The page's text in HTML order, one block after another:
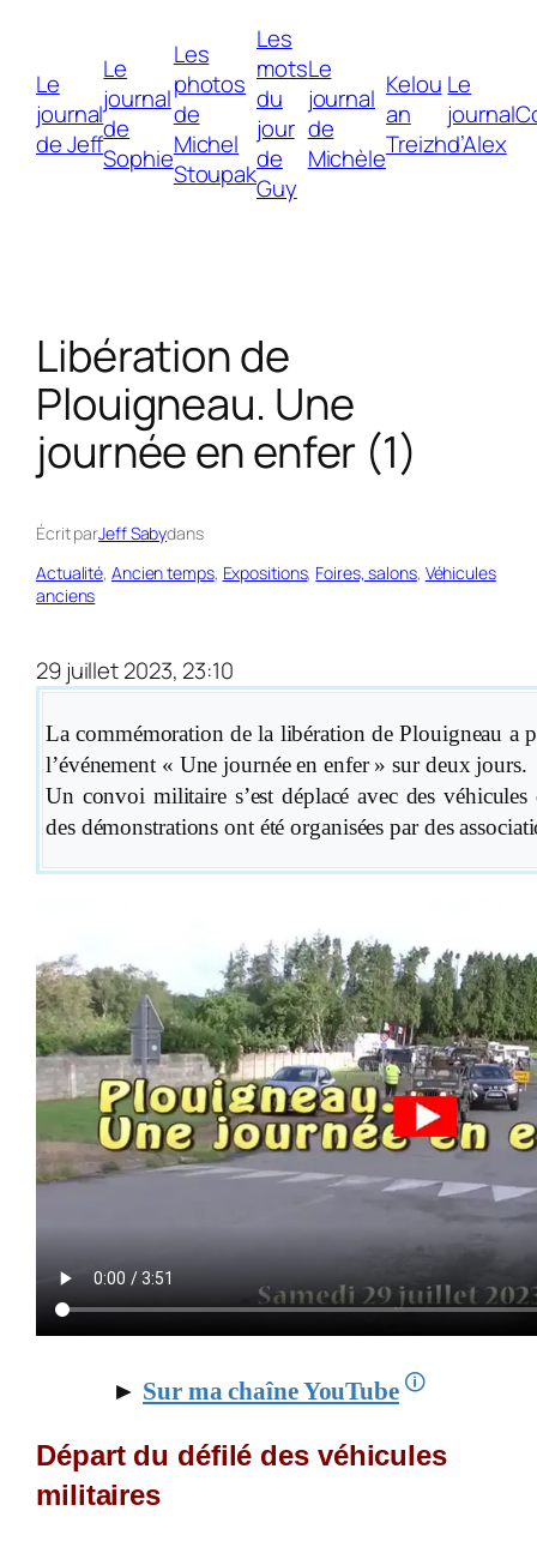
Le
journal
de Jeff
Le
journal
de
Sophie
Les
photos
de
Michel
Stoupak
Les
mots
du
jour
de
Guy
Le
journal
de
Michèle
Kelou
an
Treizh
Le
journal
d’Alex
Libération de
Plouigneau. Une
journée en enfer (1)
Écrit parJeff Sabydans
Actualité, Ancien temps, Expositions, Foires, salons, Véhicules
anciens
29 juillet 2023, 23:10
La commémoration de la libération de Plouigneau a
l’événement « Une journée en enfer » sur deux jours.
Un convoi militaire s’est déplacé avec des
des démons­tra­tions ont été organi­sées par des
► Sur ma chaîne YouTube 🛈
Départ du défilé des véhicules
militaires